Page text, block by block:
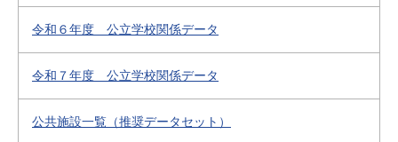
令和６年度 公立学校関係データ
令和７年度 公立学校関係データ
公共施設一覧（推奨データセット）